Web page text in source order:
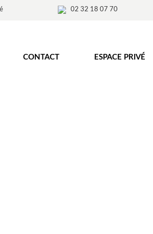
02 32 18 07 70
CONTACT ESPACE PRIVÉ